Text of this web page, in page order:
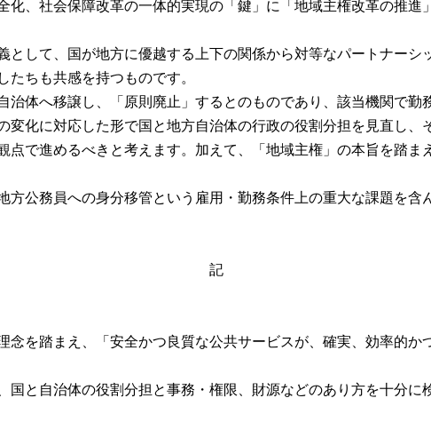
、社会保障改革の一体的実現の「鍵」に「地域主権改革の推進
して、国が地方に優越する上下の関係から対等なパートナー
ちも共感を持つものです。
体へ移譲し、「原則廃止」するとのものであり、該当機関で勤
化に対応した形で国と地方自治体の行政の役割分担を見直し
で進めるべきと考えます。加えて、「地域主権」の本旨を踏
公務員への身分移管という雇用・勤務条件上の重大な課題を含
記
を踏まえ、「安全かつ良質な公共サービスが、確実、効率的か
と自治体の役割分担と事務・権限、財源などのあり方を十分に